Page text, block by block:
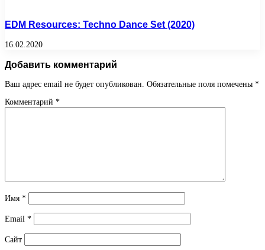
EDM Resources: Techno Dance Set (2020)
16.02.2020
Добавить комментарий
Ваш адрес email не будет опубликован. Обязательные поля помечены *
Комментарий *
Имя *
Email *
Сайт